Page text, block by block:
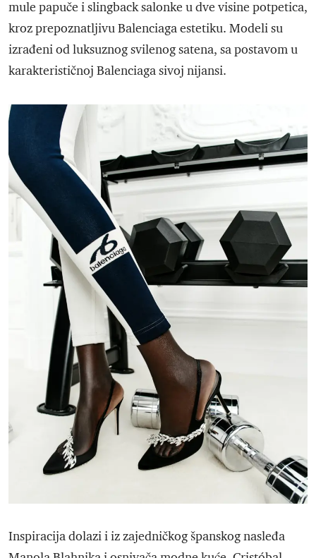
mule papuče i slingback salonke u dve visine potpetica,
kroz prepoznatljivu Balenciaga estetiku. Modeli su
izrađeni od luksuznog svilenog satena, sa postavom u
karakterističnoj Balenciaga sivoj nijansi.
Inspiracija dolazi i iz zajedničkog španskog nasleđa